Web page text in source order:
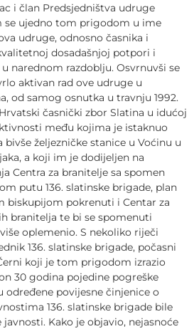
i član Predsjedništva udruge
se ujedno tom prigodom u ime
udruge, odnosno časnika i
dosadašnjoj potpori i
narednom razdoblju. Osvrnuvši se
aktivan rad ove udruge u
od samog osnutka u travnju 1992.
časnički zbor Slatina u idućoj
među kojima je istaknuo
željezničke stanice u Voćinu u
a koji im je dodijeljen na
Centra za branitelje sa spomen
putu 136. slatinske brigade, plan
biskupijom pokrenuti i Centar za
branitelja te bi se spomenuti
oplemenio. S nekoliko riječi
136. slatinske brigade, počasni
koji je tom prigodom izrazio
30 godina pojedine pogreške
određene povijesne činjenice o
136. slatinske brigade bile
Kako je objavio, nejasnoće